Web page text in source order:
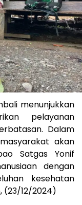
menunjukkan
pelayanan
Dalam
akan
Satgas Yonif
dengan
kesehatan
(23/12/2024)